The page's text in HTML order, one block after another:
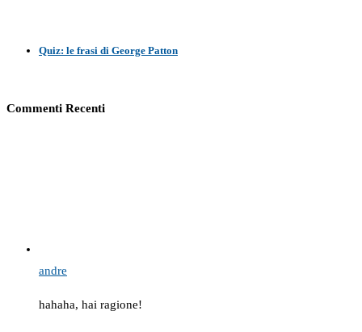
Quiz: le frasi di George Patton
Commenti Recenti
andre
hahaha, hai ragione!